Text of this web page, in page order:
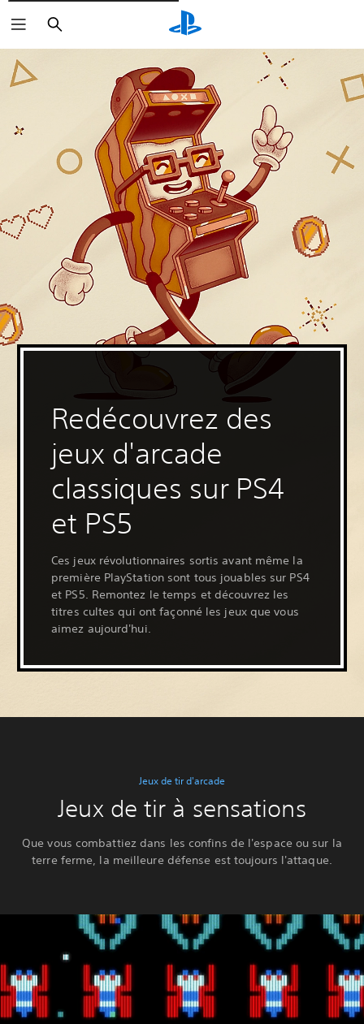
Rechercher
Redécouvrez des
jeux d'arcade
classiques sur PS4
et PS5
Ces jeux révolutionnaires sortis avant même la
première PlayStation sont tous jouables sur PS4
et PS5. Remontez le temps et découvrez les
titres cultes qui ont façonné les jeux que vous
aimez aujourd'hui.
Jeux de tir d'arcade
Jeux de tir à sensations
Que vous combattiez dans les confins de l'espace ou sur la
terre ferme, la meilleure défense est toujours l'attaque.